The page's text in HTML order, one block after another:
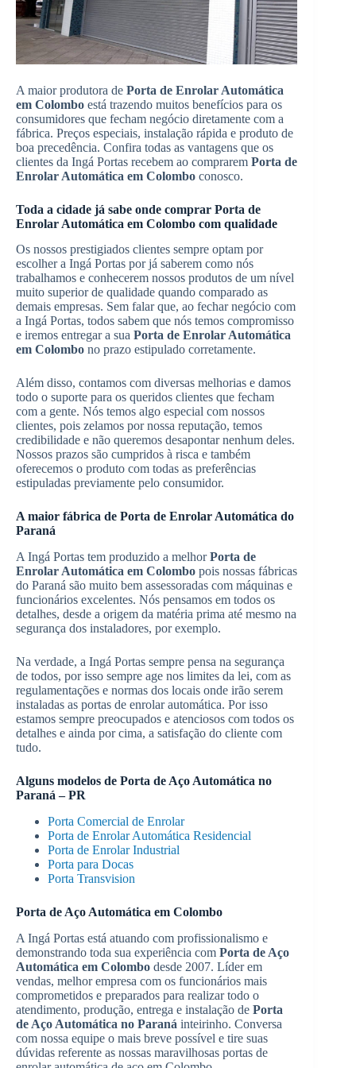
A maior produtora de Porta de Enrolar Automática
em Colombo está trazendo muitos benefícios para os
consumidores que fecham negócio diretamente com a
fábrica. Preços especiais, instalação rápida e produto de
boa precedência. Confira todas as vantagens que os
clientes da Ingá Portas recebem ao comprarem Porta de
Enrolar Automática em Colombo conosco.
Toda a cidade já sabe onde comprar Porta de
Enrolar Automática em Colombo com qualidade
Os nossos prestigiados clientes sempre optam por
escolher a Ingá Portas por já saberem como nós
trabalhamos e conhecerem nossos produtos de um nível
muito superior de qualidade quando comparado as
demais empresas. Sem falar que, ao fechar negócio com
a Ingá Portas, todos sabem que nós temos compromisso
e iremos entregar a sua Porta de Enrolar Automática
em Colombo no prazo estipulado corretamente.
Além disso, contamos com diversas melhorias e damos
todo o suporte para os queridos clientes que fecham
com a gente. Nós temos algo especial com nossos
clientes, pois zelamos por nossa reputação, temos
credibilidade e não queremos desapontar nenhum deles.
Nossos prazos são cumpridos à risca e também
oferecemos o produto com todas as preferências
estipuladas previamente pelo consumidor.
A maior fábrica de Porta de Enrolar Automática do
Paraná
A Ingá Portas tem produzido a melhorPorta de
Enrolar Automática em Colombo pois nossas fábricas
do Paraná são muito bem assessoradas com máquinas e
funcionários excelentes. Nós pensamos em todos os
detalhes, desde a origem da matéria prima até mesmo na
segurança dos instaladores, por exemplo.
Na verdade, a Ingá Portas sempre pensa na segurança
de todos, por isso sempre age nos limites da lei, com as
regulamentações e normas dos locais onde irão serem
instaladas as portas de enrolar automática. Por isso
estamos sempre preocupados e atenciosos com todos os
detalhes e ainda por cima, a satisfação do cliente com
tudo.
Alguns modelos de Porta de Aço Automática no
Paraná – PR
Porta Comercial de Enrolar
Porta de Enrolar Automática Residencial
Porta de Enrolar Industrial
Porta para Docas
Porta Transvision
Porta de Aço Automática em Colombo
A Ingá Portas está atuando com profissionalismo e
demonstrando toda sua experiência com Porta de Aço
Automática em Colombo desde 2007. Líder em
vendas, melhor empresa com os funcionários mais
comprometidos e preparados para realizar todo o
atendimento, produção, entrega e instalação de Porta
de Aço Automática no Paraná inteirinho. Conversa
com nossa equipe o mais breve possível e tire suas
dúvidas referente as nossas maravilhosas portas de